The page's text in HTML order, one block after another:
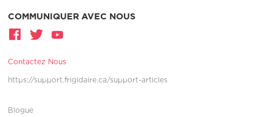
COMMUNIQUER AVEC NOUS
Contactez Nous
https://support.frigidaire.ca/support-articles
Blogue